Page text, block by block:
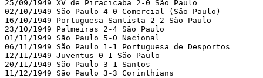
25/09/1949 XV de Piracicaba 2-0 São Paulo
02/10/1949 São Paulo 4-0 Comercial (São Paulo)
16/10/1949 Portuguesa Santista 2-2 São Paulo
23/10/1949 Palmeiras 2-4 São Paulo
01/11/1949 São Paulo 5-0 Nacional
06/11/1949 São Paulo 1-1 Portuguesa de Desportos
12/11/1949 Juventus 0-1 São Paulo
20/11/1949 São Paulo 3-1 Santos
11/12/1949 São Paulo 3-3 Corinthians